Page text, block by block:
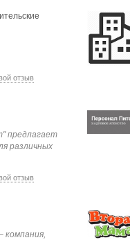
отзыв
предлагает
различных
отзыв
компания,